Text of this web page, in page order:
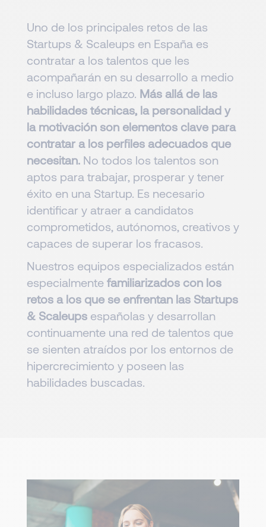
Uno de los principales retos de las
Startups & Scaleups en España es
contratar a los talentos que les
acompañarán en su desarrollo a medio
e incluso largo plazo. Más allá de las
habilidades técnicas, la personalidad y
la motivación son elementos clave para
contratar a los perfiles adecuados que
necesitan. No todos los talentos son
aptos para trabajar, prosperar y tener
éxito en una Startup. Es necesario
identificar y atraer a candidatos
comprometidos, autónomos, creativos y
capaces de superar los fracasos.
Nuestros equipos especializados están
especialmente familiarizados con los
retos a los que se enfrentan las Startups
& Scaleups españolas y desarrollan
continuamente una red de talentos que
se sienten atraídos por los entornos de
hipercrecimiento y poseen las
habilidades buscadas.